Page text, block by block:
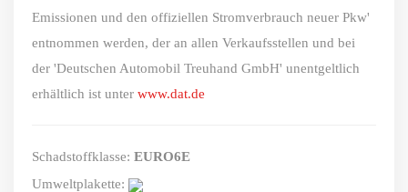
Emissionen und den offiziellen Stromverbrauch neuer Pkw'
entnommen werden, der an allen Verkaufsstellen und bei
der 'Deutschen Automobil Treuhand GmbH' unentgeltlich
erhältlich ist unter www.dat.de
Schadstoffklasse: EURO6E
Umweltplakette: